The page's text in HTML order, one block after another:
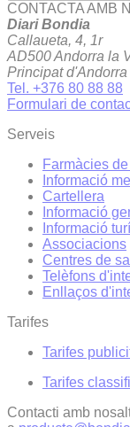
CONTACTA AMB
Diari Bondia
Callaueta, 4, 1r
AD500 Andorra la
Principat d'Andorra
Tel. +376 80 88 88
Formulari de
Serveis
Farmàcies
Informació
Cartellera
Informació
Informació
Associacions
Centres de
Telèfons
Enllaços
Tarifes
Tarifes
Tarifes
Contacti amb